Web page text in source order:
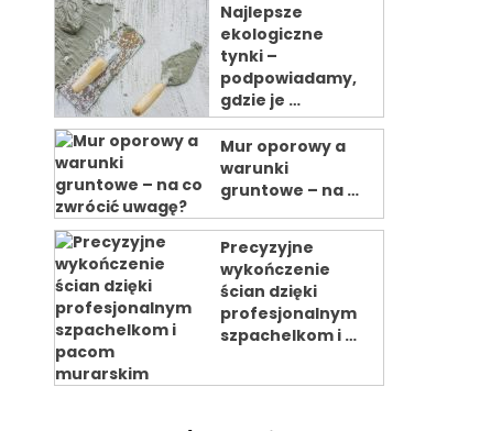
Najlepsze
ekologiczne
tynki –
podpowiadamy,
gdzie je …
Mur oporowy a
warunki
gruntowe – na …
Precyzyjne
wykończenie
ścian dzięki
profesjonalnym
szpachelkom i …